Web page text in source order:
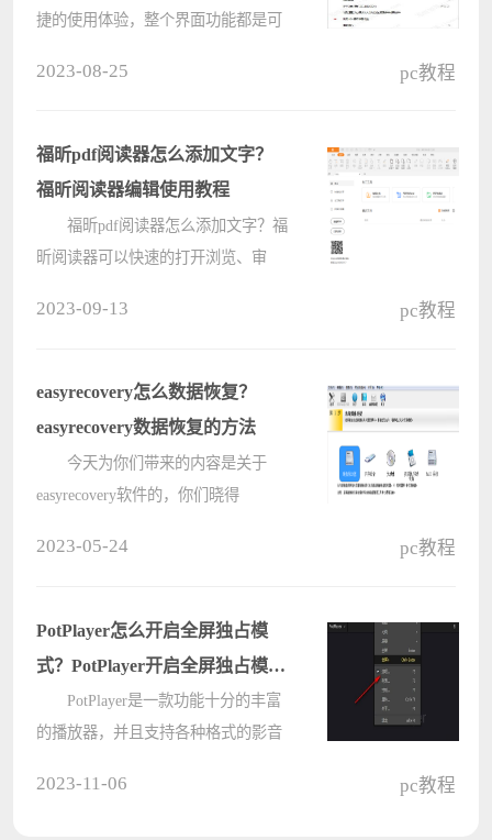
捷的使用体验，整个界面功能都是可
来看一下怎么删除吧，让你很快就能
学????
2023-08-25 pc教程
福昕pdf阅读器怎么添加文字？
福昕阅读器编辑使用教程
福昕pdf阅读器怎么添加文字？福
昕阅读器可以快速的打开浏览、审
来看下具体的编辑教程吧。 福昕
2023-09-13 pc教程
easyrecovery怎么数据恢复？
easyrecovery数据恢复的方法
今天为你们带来的内容是关于
easyrecovery软件的，你们晓得
吧。 easyrecovery怎么数据恢复?
easyr????
2023-05-24 pc教程
PotPlayer怎么开启全屏独占模
式？PotPlayer开启全屏独占模式
方法
PotPlayer是一款功能十分的丰富
的播放器，并且支持各种格式的影音
2023-11-06 pc教程